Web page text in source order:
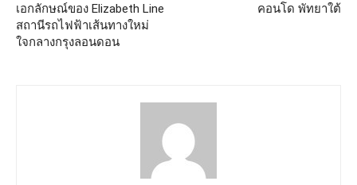
เอกลักษณ์ของ Elizabeth Line
สถานีรถไฟฟ้าเส้นทางใหม่
ใจกลางกรุงลอนดอน
คอนโด พัทยาใต้